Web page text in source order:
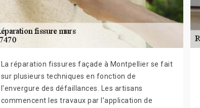
La réparation fissures façade à Montpellier se fait
sur plusieurs techniques en fonction de
l'envergure des défaillances. Les artisans
commencent les travaux par l’application de